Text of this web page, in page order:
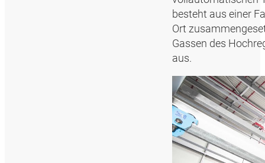
besteht aus einer
Ort
Gassen des
aus.